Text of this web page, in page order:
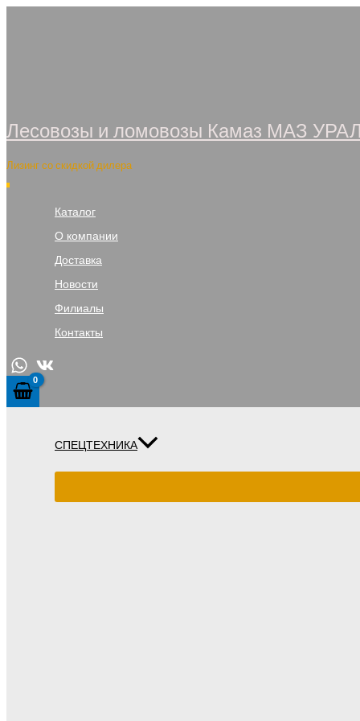
Лесовозы и ломовозы Камаз МАЗ
Лизинг со скидкой дилера
Каталог
О компании
Доставка
Новости
Филиалы
Контакты
СПЕЦТЕХНИКА